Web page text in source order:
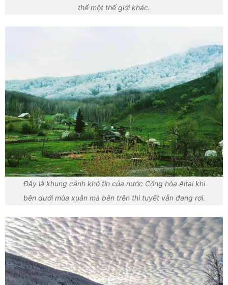
thể một thế giới khác.
Đây là khung cảnh khó tin của nước Cộng hòa Altai khi
bên dưới mùa xuân mà bên trên thì tuyết vẫn đang rơi.